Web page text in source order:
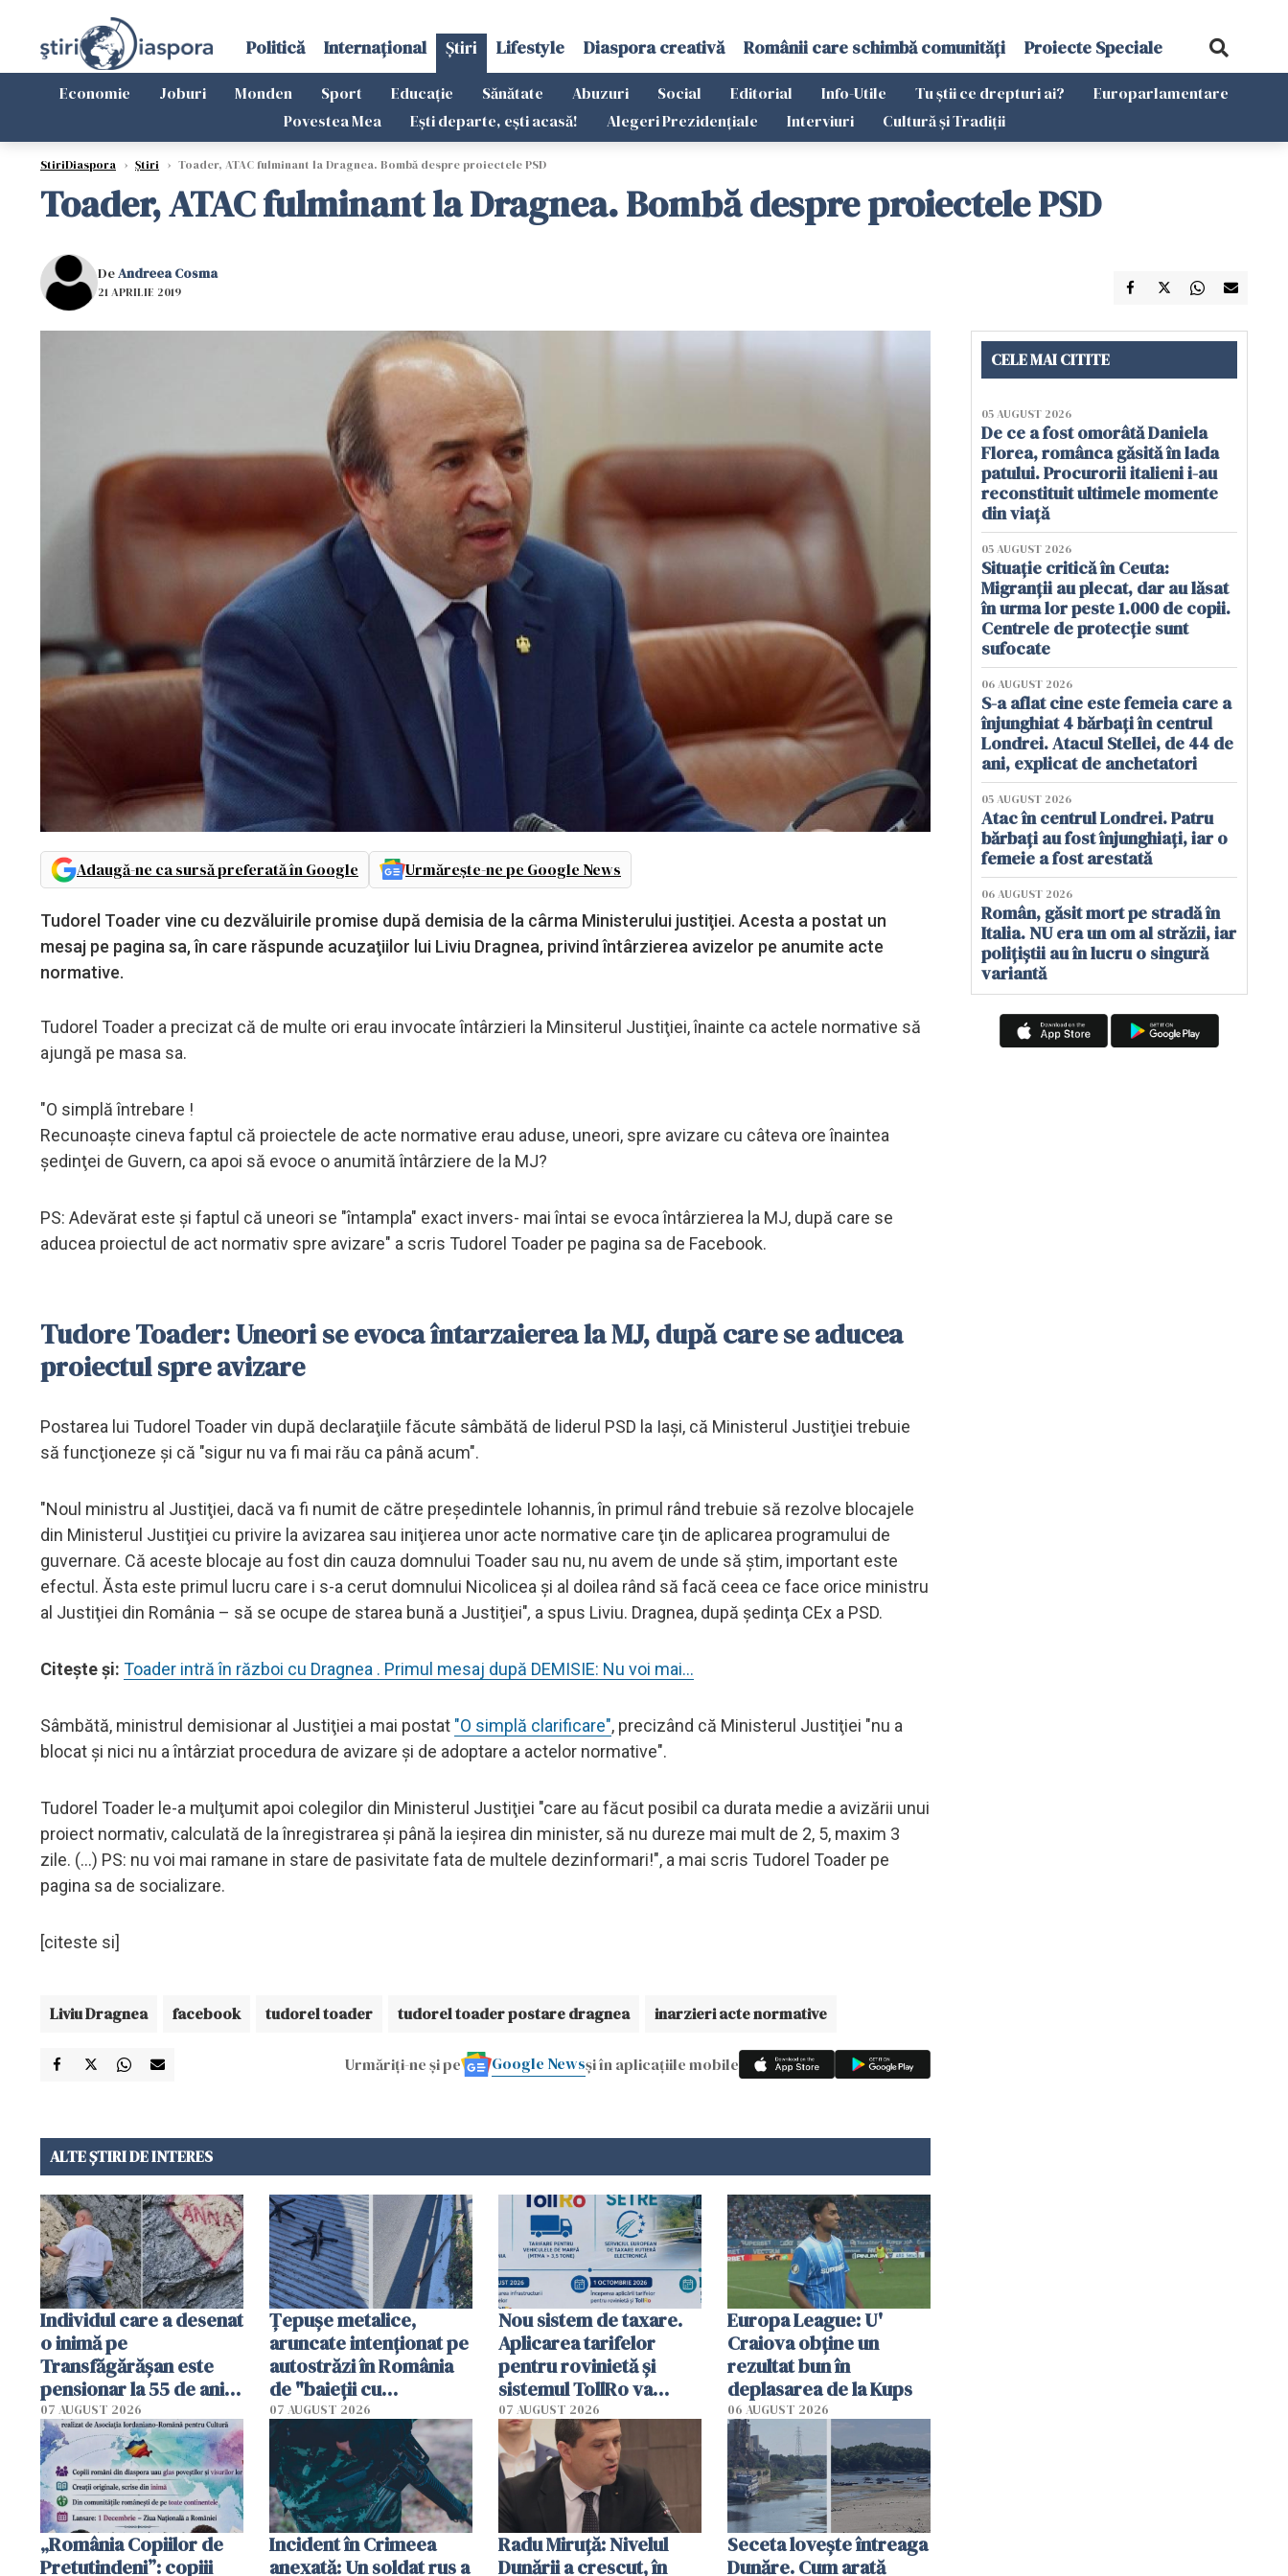
Politică Internațional Știri Lifestyle Diaspora creativă Românii care schimbă comunități Proiecte Speciale
Economie Joburi Monden Sport Educație Sănătate Abuzuri Social Editorial Info-Utile Tu știi ce drepturi ai?
Europarlamentare
Povestea Mea
Ești departe, ești acasă! Alegeri Prezidențiale Interviuri Cultură și Tradiții
StiriDiaspora › Știri › Toader, ATAC fulminant la Dragnea. Bombă despre proiectele PSD
Toader, ATAC fulminant la Dragnea. Bombă despre proiectele PSD
DeAndreea Cosma
21 APRILIE 2019
Adaugă-ne ca sursă preferată în Google Urmărește-ne pe Google News
Tudorel Toader vine cu dezvăluirile promise după demisia de la cârma Ministerului justiţiei. Acesta a postat un
mesaj pe pagina sa, în care răspunde acuzaţiilor lui Liviu Dragnea, privind întârzierea avizelor pe anumite acte
normative.
Tudorel Toader a precizat că de multe ori erau invocate întârzieri la Minsiterul Justiţiei, înainte ca actele normative să
ajungă pe masa sa.
"O simplă întrebare !
Recunoaşte cineva faptul că proiectele de acte normative erau aduse, uneori, spre avizare cu câteva ore înaintea
şedinţei de Guvern, ca apoi să evoce o anumită întârziere de la MJ?
PS: Adevărat este şi faptul că uneori se "întampla" exact invers- mai întai se evoca întârzierea la MJ, după care se
aducea proiectul de act normativ spre avizare" a scris Tudorel Toader pe pagina sa de Facebook.
Tudore Toader: Uneori se evoca întarzaierea la MJ, după care se aducea
proiectul spre avizare
Postarea lui Tudorel Toader vin după declaraţiile făcute sâmbătă de liderul PSD la Iaşi, că Ministerul Justiţiei trebuie
să funcţioneze şi că "sigur nu va fi mai rău ca până acum".
"Noul ministru al Justiţiei, dacă va fi numit de către preşedintele Iohannis, în primul rând trebuie să rezolve blocajele
din Ministerul Justiţiei cu privire la avizarea sau iniţierea unor acte normative care ţin de aplicarea programului de
guvernare. Că aceste blocaje au fost din cauza domnului Toader sau nu, nu avem de unde să ştim, important este
efectul. Ăsta este primul lucru care i s-a cerut domnului Nicolicea şi al doilea rând să facă ceea ce face orice ministru
al Justiţiei din România – să se ocupe de starea bună a Justiţiei", a spus Liviu. Dragnea, după şedinţa CEx a PSD.
Citeşte şi: Toader intră în război cu Dragnea . Primul mesaj după DEMISIE: Nu voi mai...
Sâmbătă, ministrul demisionar al Justiţiei a mai postat "O simplă clarificare", precizând că Ministerul Justiţiei "nu a
blocat şi nici nu a întârziat procedura de avizare şi de adoptare a actelor normative".
Tudorel Toader le-a mulţumit apoi colegilor din Ministerul Justiţiei "care au făcut posibil ca durata medie a avizării unui
proiect normativ, calculată de la înregistrarea şi până la ieşirea din minister, să nu dureze mai mult de 2, 5, maxim 3
zile. (...) PS: nu voi mai ramane in stare de pasivitate fata de multele dezinformari!", a mai scris Tudorel Toader pe
pagina sa de socializare.
[citeste si]
Liviu Dragnea facebook tudorel toader tudorel toader postare dragnea inarzieri acte normative
Urmăriți-ne și pe Google Newsși în aplicațiile mobile
ALTE ȘTIRI DE INTERES
Individul care a desenat
o inimă pe
Transfăgărășan este
pensionar la 55 de ani.
Poliția l-a identificat
07 AUGUST 2026
Țepușe metalice,
aruncate intenționat pe
autostrăzi în România
de "baieții cu
platforme": "Mi-au
cerut 1200 lei să mă
tracteze"
07 AUGUST 2026
Nou sistem de taxare.
Aplicarea tarifelor
pentru rovinietă şi
sistemul TollRo va
începe la 1 octombrie
07 AUGUST 2026
Europa League: U'
Craiova obține un
rezultat bun în
deplasarea de la Kups
06 AUGUST 2026
„România Copiilor de
Pretutindeni”: copiii
Incident în Crimeea
anexată: Un soldat rus a
Radu Miruţă: Nivelul
Dunării a crescut, în
Seceta lovește întreaga
Dunăre. Cum arată
CELE MAI CITITE
05 AUGUST 2026
De ce a fost omorâtă Daniela
Florea, românca găsită în lada
patului. Procurorii italieni i-au
reconstituit ultimele momente
din viață
05 AUGUST 2026
Situație critică în Ceuta:
Migranții au plecat, dar au lăsat
în urma lor peste 1.000 de copii.
Centrele de protecție sunt
sufocate
06 AUGUST 2026
S-a aflat cine este femeia care a
înjunghiat 4 bărbați în centrul
Londrei. Atacul Stellei, de 44 de
ani, explicat de anchetatori
05 AUGUST 2026
Atac în centrul Londrei. Patru
bărbați au fost înjunghiați, iar o
femeie a fost arestată
06 AUGUST 2026
Român, găsit mort pe stradă în
Italia. NU era un om al străzii, iar
polițiștii au în lucru o singură
variantă